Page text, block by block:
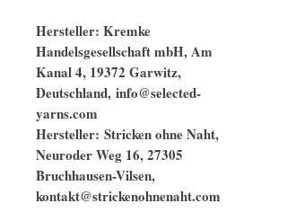
Hersteller: Kremke
Handelsgesellschaft mbH, Am
Kanal 4, 19372 Garwitz,
Deutschland, info@selected-
yarns.com
Hersteller: Stricken ohne Naht,
Neuroder Weg 16, 27305
Bruchhausen-Vilsen,
kontakt@strickenohnenaht.com